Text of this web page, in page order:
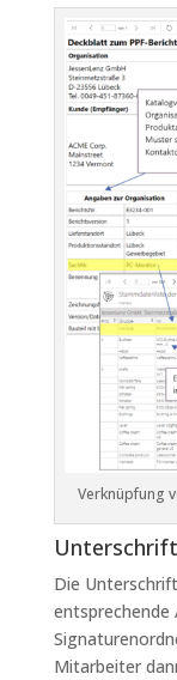
Verknüpfung
Unterschrift
Die
entsprechende
Mitarbeiter